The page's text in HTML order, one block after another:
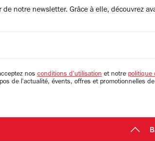
de notre newsletter. Grâce à elle, découvrez
nos conditions d'utilisation et notre politique
de l'actualité, évents, offres et promotionnelles